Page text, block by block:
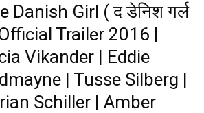
Danish Girl ( द डेनिश गर्ल
Trailer 2016 |
Vikander | Eddie
| Tusse Silberg |
Schiller | Amber